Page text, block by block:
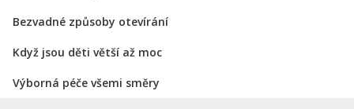
Bezvadné způsoby otevírání
Když jsou děti větší až moc
Výborná péče všemi směry